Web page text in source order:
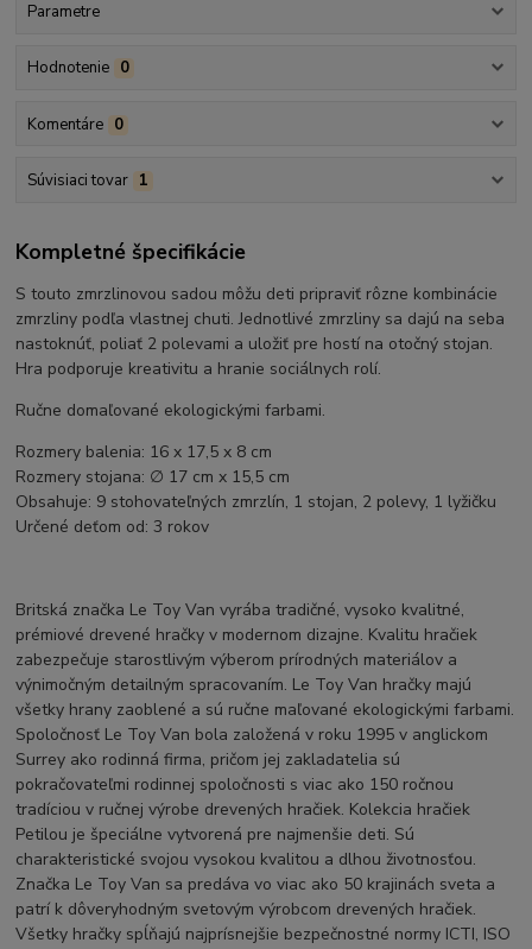
Parametre
Hodnotenie 0
Komentáre 0
Súvisiaci tovar 1
Kompletné špecifikácie
S touto zmrzlinovou sadou môžu deti pripraviť rôzne kombinácie
zmrzliny podľa vlastnej chuti. Jednotlivé zmrzliny sa dajú na seba
nastoknúť, poliať 2 polevami a uložiť pre hostí na otočný stojan.
Hra podporuje kreativitu a hranie sociálnych rolí.
Ručne domaľované ekologickými farbami.
Rozmery balenia: 16 x 17,5 x 8 cm
Rozmery stojana: ∅ 17 cm x 15,5 cm
Obsahuje: 9 stohovateľných zmrzlín, 1 stojan, 2 polevy, 1 lyžičku
Určené deťom od: 3 rokov
Britská značka Le Toy Van vyrába tradičné, vysoko kvalitné,
prémiové drevené hračky v modernom dizajne. Kvalitu hračiek
zabezpečuje starostlivým výberom prírodných materiálov a
výnimočným detailným spracovaním. Le Toy Van hračky majú
všetky hrany zaoblené a sú ručne maľované ekologickými farbami.
Spoločnosť Le Toy Van bola založená v roku 1995 v anglickom
Surrey ako rodinná firma, pričom jej zakladatelia sú
pokračovateľmi rodinnej spoločnosti s viac ako 150 ročnou
tradíciou v ručnej výrobe drevených hračiek. Kolekcia hračiek
Petilou je špeciálne vytvorená pre najmenšie deti. Sú
charakteristické svojou vysokou kvalitou a dlhou životnosťou.
Značka Le Toy Van sa predáva vo viac ako 50 krajinách sveta a
patrí k dôveryhodným svetovým výrobcom drevených hračiek.
Všetky hračky spĺňajú najprísnejšie bezpečnostné normy ICTI, ISO